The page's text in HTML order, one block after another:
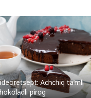
Achchiq ta’mli
pirog